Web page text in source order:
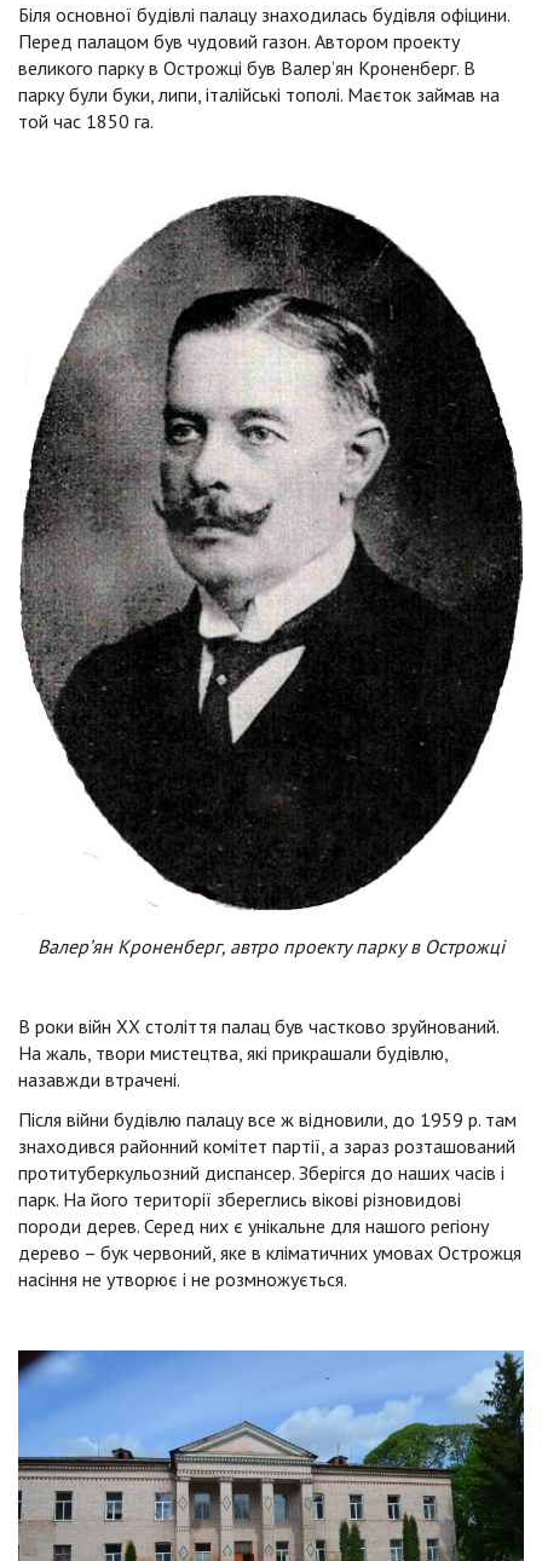
Біля основної будівлі палацу знаходилась будівля офіцини.
Перед палацом був чудовий газон. Автором проекту
великого парку в Острожці був Валер’ян Кроненберг. В
парку були буки, липи, італійські тополі. Маєток займав на
той час 1850 га.
Валер’ян Кроненберг, автро проекту парку в Острожці
В роки війн ХХ століття палац був частково зруйнований.
На жаль, твори мистецтва, які прикрашали будівлю,
назавжди втрачені.
Після війни будівлю палацу все ж відновили, до 1959 р. там
знаходився районний комітет партії, а зараз розташований
протитуберкульозний диспансер. Зберігся до наших часів і
парк. На його території збереглись вікові різновидові
породи дерев. Серед них є унікальне для нашого регіону
дерево – бук червоний, яке в кліматичних умовах Острожця
насіння не утворює і не розмножується.